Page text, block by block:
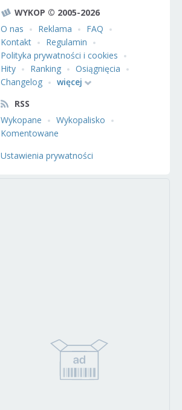
WYKOP © 2005-2026
O nas
Reklama
FAQ
Kontakt
Regulamin
Polityka prywatności i cookies
Hity
Ranking
Osiągnięcia
Changelog
więcej
RSS
Wykopane
Wykopalisko
Komentowane
Ustawienia prywatności